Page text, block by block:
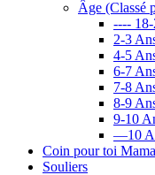
Âge (Classé
----
2-3
4-5
6-7
7-8
8-9
9-10
—10
Coin pour toi
Souliers